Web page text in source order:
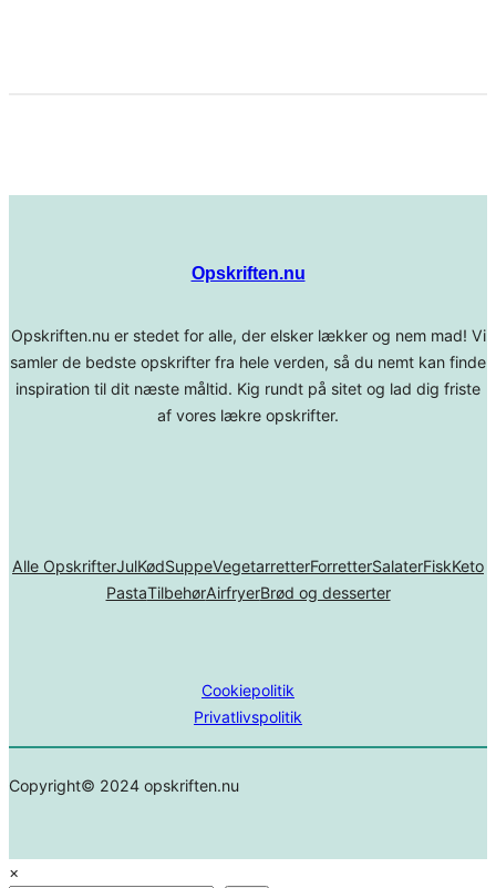
Opskriften.nu
Opskriften.nu er stedet for alle, der elsker lækker og nem mad! Vi
samler de bedste opskrifter fra hele verden, så du nemt kan finde
inspiration til dit næste måltid. Kig rundt på sitet og lad dig friste
af vores lækre opskrifter.
Alle OpskrifterJulKødSuppeVegetarretterForretterSalaterFiskKeto
PastaTilbehørAirfryerBrød og desserter
Cookiepolitik
Privatlivspolitik
Copyright© 2024 opskriften.nu
×